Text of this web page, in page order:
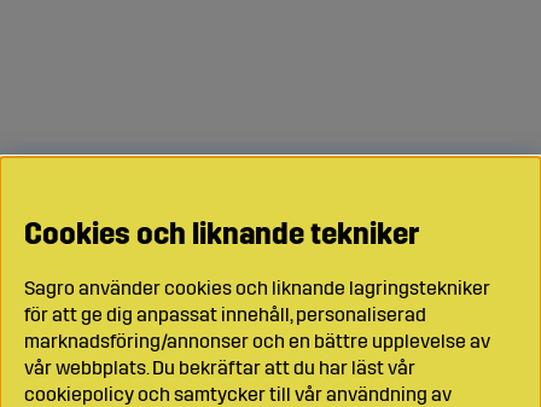
Cookies och liknande tekniker
Sagro använder cookies och liknande lagringstekniker
för att ge dig anpassat innehåll, personaliserad
marknadsföring/annonser och en bättre upplevelse av
vår webbplats. Du bekräftar att du har läst vår
cookiepolicy och samtycker till vår användning av